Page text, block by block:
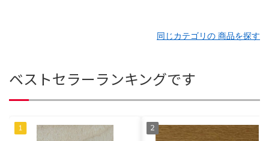
同じカテゴリの 商品を探す
ベストセラーランキングです